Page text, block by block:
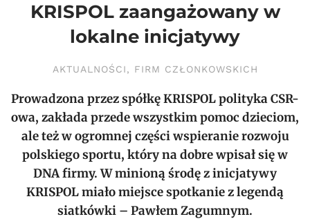
KRISPOL zaangażowany w
lokalne inicjatywy
AKTUALNOŚCI, FIRM CZŁONKOWSKICH
Prowadzona przez spółkę KRISPOL polityka CSR-
owa, zakłada przede wszystkim pomoc dzieciom,
ale też w ogromnej części wspieranie rozwoju
polskiego sportu, który na dobre wpisał się w
DNA firmy. W minioną środę z inicjatywy
KRISPOL miało miejsce spotkanie z legendą
siatkówki – Pawłem Zagumnym.